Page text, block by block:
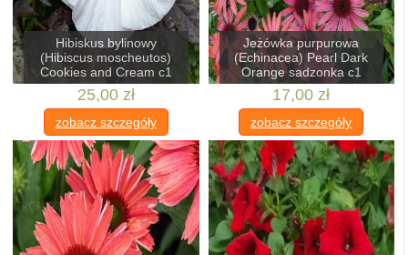
Hibiskus bylinowy
(Hibiscus moscheutos)
Cookies and Cream c1
25,00 zł
zobacz szczegóły
Jeżówka purpurowa
(Echinacea) Pearl Dark
Orange sadzonka c1
17,00 zł
zobacz szczegóły